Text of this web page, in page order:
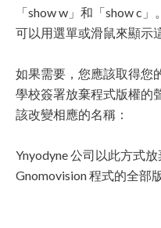
「show w」和「show c
可以用選單或滑鼠來顯示
如果需要，您應該取得您
學校簽署放棄程式版權的
該改變相應的名稱：
Ynyodyne 公司以此方式
Gnomovision 程式的全部